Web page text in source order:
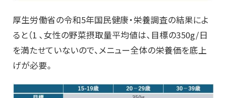
厚生労働省の令和5年国民健康・栄養調査の結果によ
ると（1 、女性の野菜摂取量平均値は、目標の350g/日
を満たせていないので、メニュー全体の栄養価を底上
げが必要。